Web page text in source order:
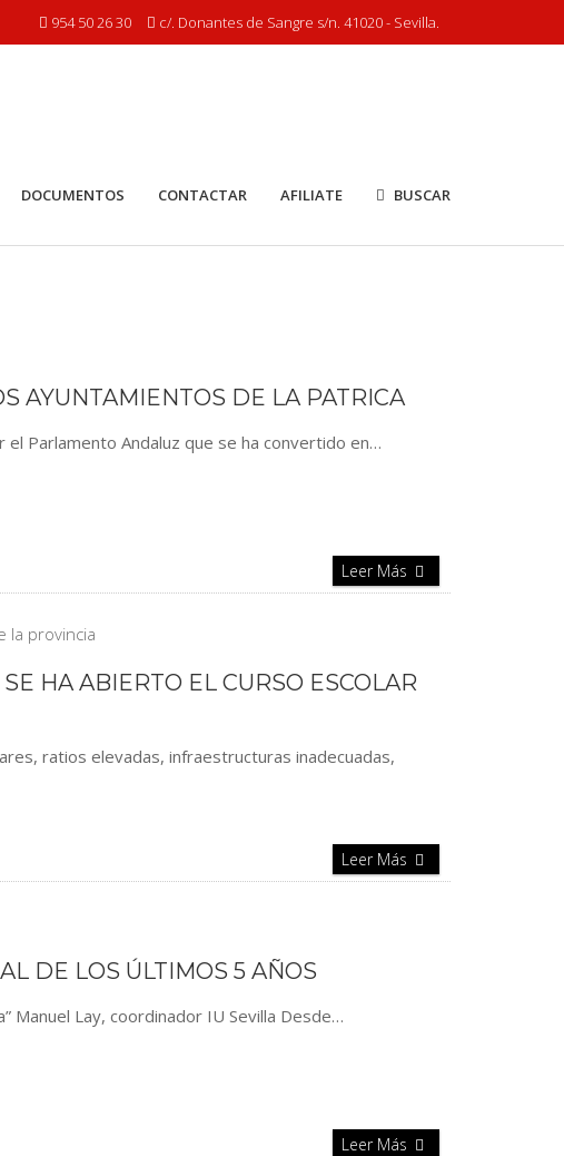
954 50 26 30 c/. Donantes de Sangre s/n. 41020 - Sevilla.
DOCUMENTOS CONTACTAR AFILIATE BUSCAR
AYUNTAMIENTOS DE LA PATRICA
el Parlamento Andaluz que se ha convertido en…
Leer Más
HA ABIERTO EL CURSO ESCOLAR
ratios elevadas, infraestructuras inadecuadas,
Leer Más
DE LOS ÚLTIMOS 5 AÑOS
Manuel Lay, coordinador IU Sevilla Desde…
Leer Más